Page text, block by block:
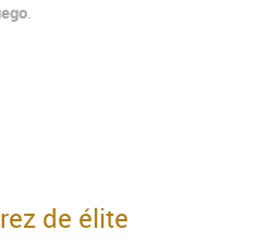
.
de élite